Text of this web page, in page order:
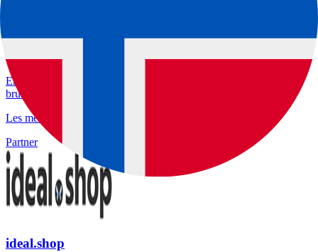
En fleksibel e-handelsløsning for Joomla, som tilbyr
brukervennlighet, tilpasning og mange utvidelsesmuligheter.
Les mer her
Partner
ideal.shop